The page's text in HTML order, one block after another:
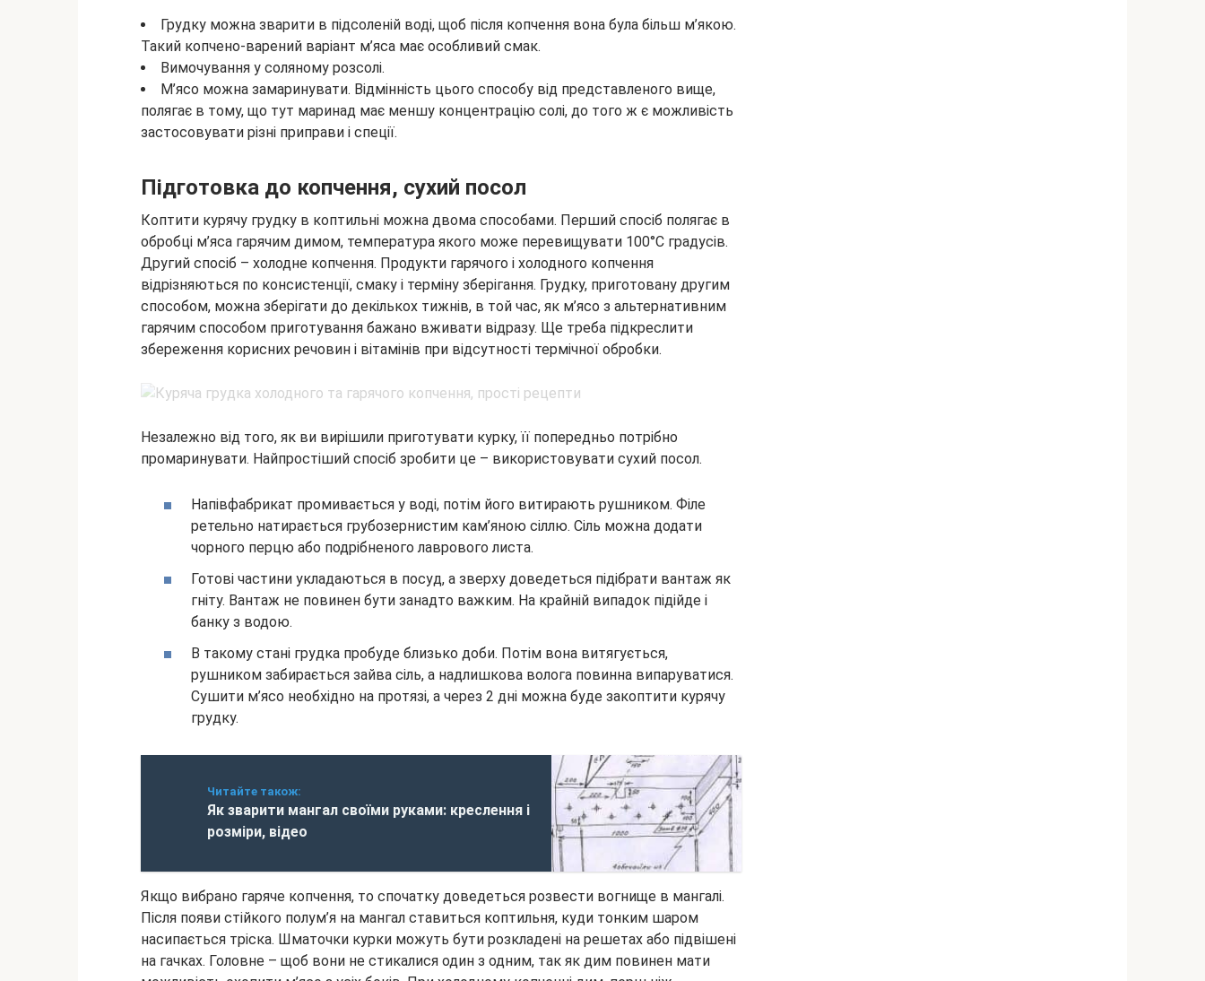
Грудку можна зварити в підсоленій воді, щоб після копчення вона була більш м’якою.
Такий копчено-варений варіант м’яса має особливий смак.
Вимочування у соляному розсолі.
М’ясо можна замаринувати. Відмінність цього способу від представленого вище,
полягає в тому, що тут маринад має меншу концентрацію солі, до того ж є можливість
застосовувати різні приправи і спеції.
Підготовка до копчення, сухий посол
Коптити курячу грудку в коптильні можна двома способами. Перший спосіб полягає в
обробці м’яса гарячим димом, температура якого може перевищувати 100°C градусів.
Другий спосіб – холодне копчення. Продукти гарячого і холодного копчення
відрізняються по консистенції, смаку і терміну зберігання. Грудку, приготовану другим
способом, можна зберігати до декількох тижнів, в той час, як м’ясо з альтернативним
гарячим способом приготування бажано вживати відразу. Ще треба підкреслити
збереження корисних речовин і вітамінів при відсутності термічної обробки.
Незалежно від того, як ви вирішили приготувати курку, її попередньо потрібно
промаринувати. Найпростіший спосіб зробити це – використовувати сухий посол.
Напівфабрикат промивається у воді, потім його витирають рушником. Філе
ретельно натирається грубозернистим кам’яною сіллю. Сіль можна додати
чорного перцю або подрібненого лаврового листа.
Готові частини укладаються в посуд, а зверху доведеться підібрати вантаж як
гніту. Вантаж не повинен бути занадто важким. На крайній випадок підійде і
банку з водою.
В такому стані грудка пробуде близько доби. Потім вона витягується,
рушником забирається зайва сіль, а надлишкова волога повинна випаруватися.
Сушити м’ясо необхідно на протязі, а через 2 дні можна буде закоптити курячу
грудку.
Читайте також:
Як зварити мангал своїми руками: креслення і
розміри, відео
Якщо вибрано гаряче копчення, то спочатку доведеться розвести вогнище в мангалі.
Після появи стійкого полум’я на мангал ставиться коптильня, куди тонким шаром
насипається тріска. Шматочки курки можуть бути розкладені на решетах або підвішені
на гачках. Головне – щоб вони не стикалися один з одним, так як дим повинен мати